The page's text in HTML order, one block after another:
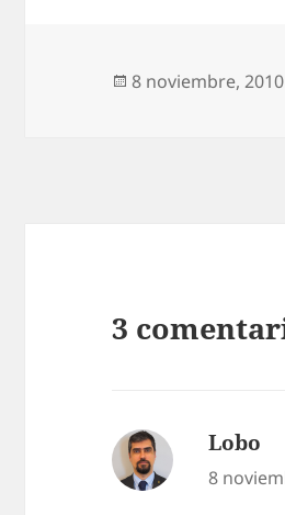
Publicado
8 noviembre, 2010
3
Lobo
8